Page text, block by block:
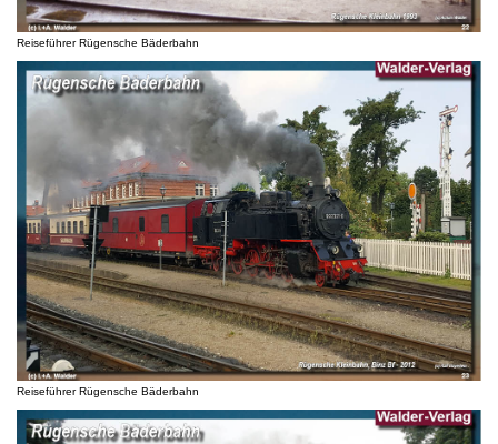
Reiseführer Rügensche Bäderbahn
Reiseführer Rügensche Bäderbahn